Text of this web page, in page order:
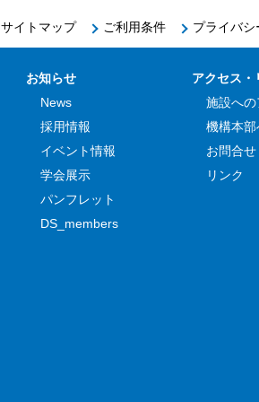
サイトマップ ご利用条件 プライバシ
お知らせ
News
採用情報
イベント情報
学会展示
パンフレット
DS_members
アクセス・
施設への
機構本部
お問合せ
リンク